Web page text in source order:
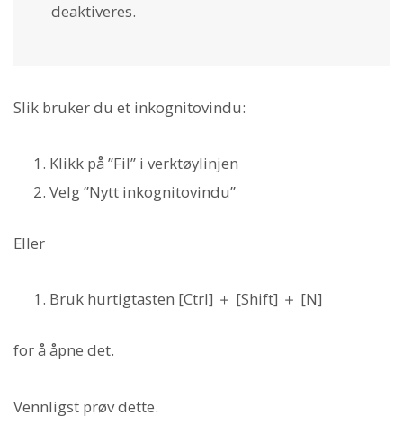
deaktiveres.
Slik bruker du et inkognitovindu:
Klikk på ”Fil” i verktøylinjen
Velg ”Nytt inkognitovindu”
Eller
Bruk hurtigtasten [Ctrl] ＋ [Shift] ＋ [N]
for å åpne det.
Vennligst prøv dette.